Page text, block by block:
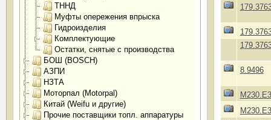
ТННД
Муфты опережения впрыска
Гидроизделия
Комплектующие
Остатки, снятые с производства
БОШ (BOSCH)
АЗПИ
НЗТА
Моторпал (Motorpal)
Китай (Weifu и другие)
Прочие поставщики топл. аппаратуры
8.9496